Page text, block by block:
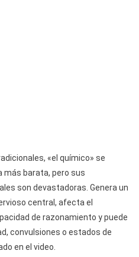
«el químico» se
más barata, pero sus
son devastadoras. Genera un
central, afecta el
de razonamiento y puede
convulsiones o estados de
en el video.